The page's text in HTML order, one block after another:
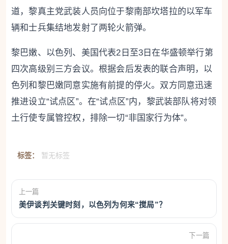
道，黎真主党武装人员向位于黎南部坎塔拉的以军车
辆和士兵集结地发射了两轮火箭弹。
黎巴嫩、以色列、美国代表2日至3日在华盛顿举行第
四次高级别三方会议。根据会后发表的联合声明，以
色列和黎巴嫩同意实施有前提的停火。双方同意迅速
推进设立“试点区”。在“试点区”内，黎武装部队将对领
土行使专属管控权，排除一切“非国家行为体”。
标签： 暂无标签
上一篇
美伊谈判关键时刻，以色列为何来“搅局”？
下一篇